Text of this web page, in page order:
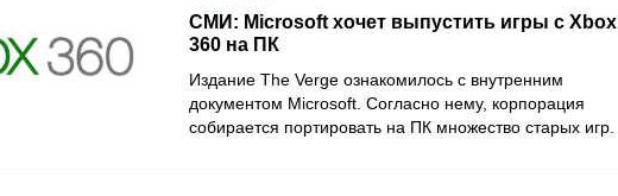
СМИ: Microsoft хочет выпустить игры с Xbox
360 на ПК
Издание The Verge ознакомилось с внутренним
документом Microsoft. Согласно нему, корпорация
собирается портировать на ПК множество старых игр.